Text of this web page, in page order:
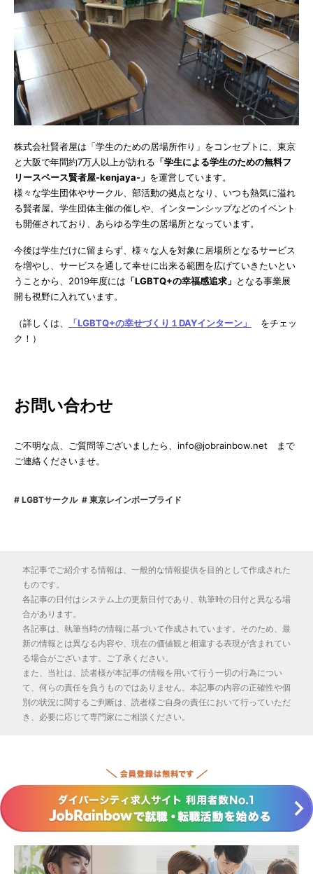
株式会社賢者屋は「学生のための居場所作り」をコンセプトに、東京
と大阪で年間約7万人以上が訪れる 「学生による学生のための無料フ
リースペース賢者屋-kenjaya-」 を運営しています。
様々な学生団体やサークル、部活動の拠点となり、いつも熱気に溢れ
る賢者屋。学生団体主催の催しや、インターンシップなどのイベント
も開催されており、あらゆる学生の居場所となっています。
今後は学生だけに留まらず、様々な人を対象に居場所となるサービス
を増やし、サービスを通して幸せに出来る範囲を広げていきたいとい
うことから、2019年度には 「LGBTQ+の幸福感追求」 となる事業展
開も視野に入れています。
（詳しくは、 「LGBTQ+の幸せづくり１DAYインターン」
をチェッ
ク！）
お問い合わせ
ご不明な点、ご質問等ございましたら、info@jobrainbow.net まで
ご連絡くださいませ。
LGBTサークル 東京レインボープライド
本記事でご紹介する情報は、一般的な情報提供を目的として作成された
ものです。
各記事の日付はシステム上の更新日付であり、執筆時の日付と異なる場
合があります。
各記事は、執筆当時の情報に基づいて作成されています。そのため、最
新の情報とは異なる内容や、現在の価値観と相違する表現が含まれてい
る場合がございます。ご了承ください。
また、当社は、読者様が本記事の情報を用いて行う一切の行為につい
て、何らの責任を負うものではありません。本記事の内容の正確性や個
別の状況に関するご判断は、読者様ご自身の責任において行っていただ
き、必要に応じて専門家にご相談ください。